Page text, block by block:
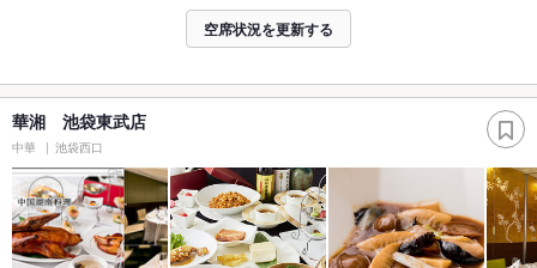
空席状況を更新する
華湘 池袋東武店
中華 池袋西口